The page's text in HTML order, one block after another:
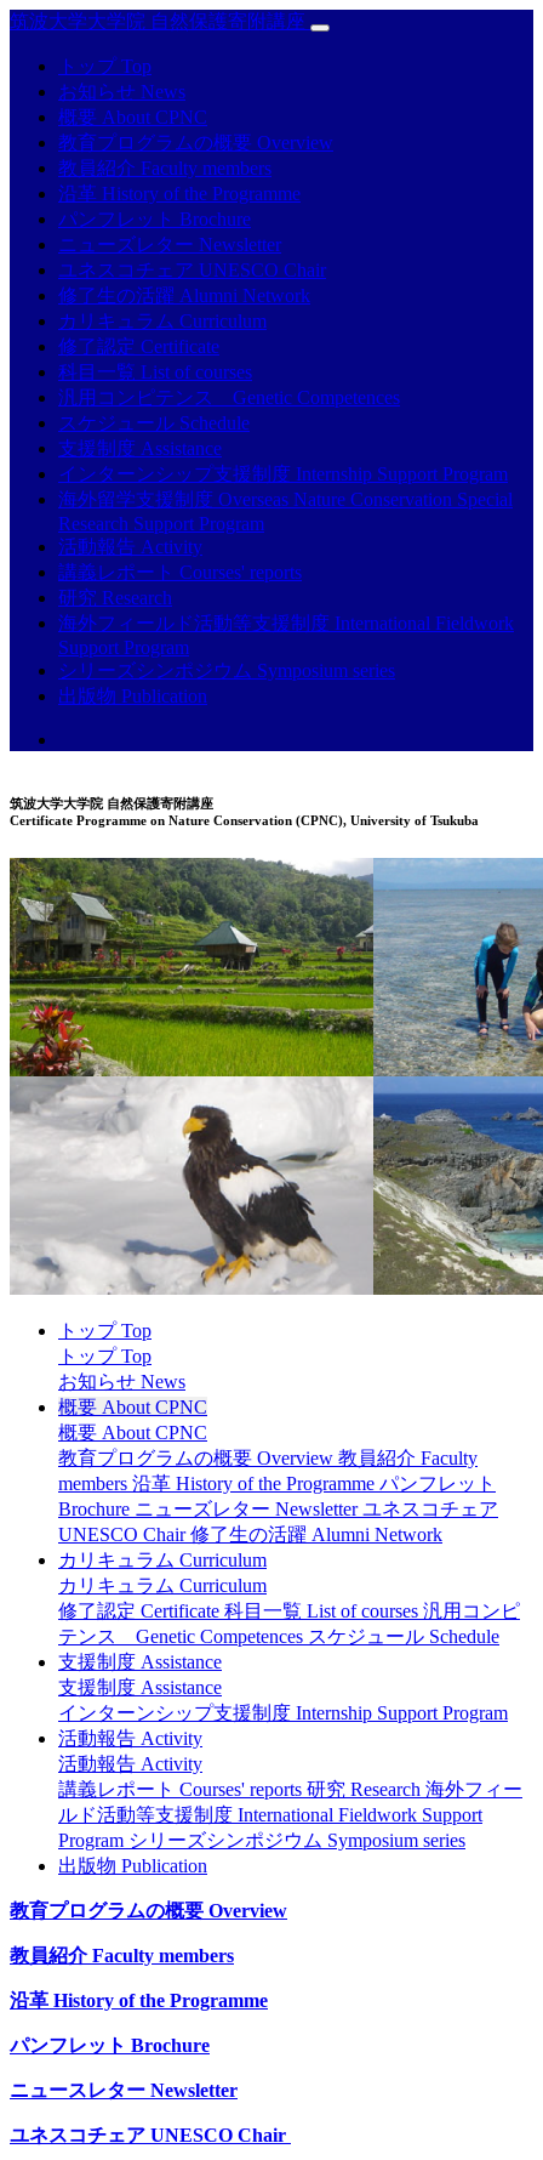
筑波大学大学院 自然保護寄附講座
トップ Top
お知らせ News
概要 About CPNC
教育プログラムの概要 Overview
教員紹介 Faculty members
沿革 History of the Programme
パンフレット Brochure
ニューズレター Newsletter
ユネスコチェア UNESCO Chair
修了生の活躍 Alumni Network
カリキュラム Curriculum
修了認定 Certificate
科目一覧 List of courses
汎用コンピテンス Genetic Competences
スケジュール Schedule
支援制度 Assistance
インターンシップ支援制度 Internship Support Program
海外留学支援制度 Overseas Nature Conservation Special
Research Support Program
活動報告 Activity
講義レポート Courses' reports
研究 Research
海外フィールド活動等支援制度 International Fieldwork
Support Program
シリーズシンポジウム Symposium series
出版物 Publication
筑波大学大学院 自然保護寄附講座
Certificate Programme on Nature Conservation (CPNC), University of Tsukuba
トップ Top
トップ Top
お知らせ News
概要 About CPNC
概要 About CPNC
教育プログラムの概要 Overview 教員紹介 Faculty
members 沿革 History of the Programme パンフレット
Brochure ニューズレター Newsletterユネスコチェア
UNESCO Chair修了生の活躍 Alumni Network
カリキュラム Curriculum
カリキュラム Curriculum
修了認定 Certificate 科目一覧 List of courses 汎用コンピ
テンス Genetic Competences スケジュール Schedule
支援制度 Assistance
支援制度 Assistance
インターンシップ支援制度 Internship Support Program
活動報告 Activity
活動報告 Activity
講義レポート Courses' reports 研究 Research 海外フィー
ルド活動等支援制度 International Fieldwork Support
Program シリーズシンポジウム Symposium series
出版物 Publication
教育プログラムの概要 Overview
教員紹介 Faculty members
沿革 History of the Programme
パンフレット Brochure
ニュースレター Newsletter
ユネスコチェア UNESCO Chair